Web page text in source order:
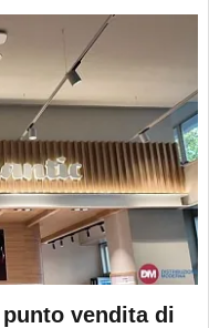
vendita di